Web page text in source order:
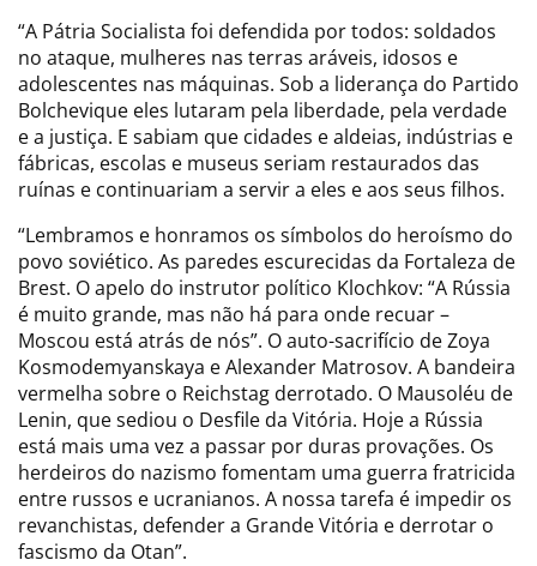
“A Pátria Socialista foi defendida por todos: soldados
no ataque, mulheres nas terras aráveis, idosos e
adolescentes nas máquinas. Sob a liderança do Partido
Bolchevique eles lutaram pela liberdade, pela verdade
e a justiça. E sabiam que cidades e aldeias, indústrias e
fábricas, escolas e museus seriam restaurados das
ruínas e continuariam a servir a eles e aos seus filhos.
“Lembramos e honramos os símbolos do heroísmo do
povo soviético. As paredes escurecidas da Fortaleza de
Brest. O apelo do instrutor político Klochkov: “A Rússia
é muito grande, mas não há para onde recuar –
Moscou está atrás de nós”. O auto-sacrifício de Zoya
Kosmodemyanskaya e Alexander Matrosov. A bandeira
vermelha sobre o Reichstag derrotado. O Mausoléu de
Lenin, que sediou o Desfile da Vitória. Hoje a Rússia
está mais uma vez a passar por duras provações. Os
herdeiros do nazismo fomentam uma guerra fratricida
entre russos e ucranianos. A nossa tarefa é impedir os
revanchistas, defender a Grande Vitória e derrotar o
fascismo da Otan”.